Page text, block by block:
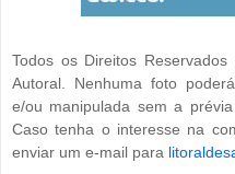
Todos os Direitos
Autoral. Nenhuma foto
e/ou manipulada sem a
Caso tenha o interesse na
enviar um e-mail para